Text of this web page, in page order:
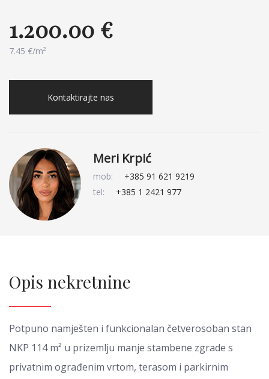
1.200.00 €
7.45 €/m²
Kontaktirajte nas
Meri Krpić
mob:
+385 91 621 9219
tel:
+385 1 2421 977
Opis nekretnine
Potpuno namješten i funkcionalan četverosoban stan
NKP 114 m² u prizemlju manje stambene zgrade s
privatnim ograđenim vrtom, terasom i parkirnim